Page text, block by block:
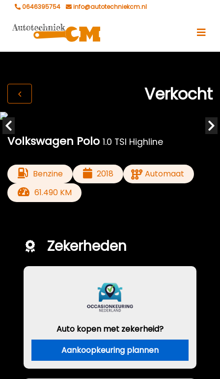
0646395754 info@autotechniekcm.nl
Verkocht
Volkswagen Polo 1.0 TSI Highline
Benzine 2018
Automaat
61.490 KM
Zekerheden
Auto kopen met zekerheid?
Aankoopkeuring plannen